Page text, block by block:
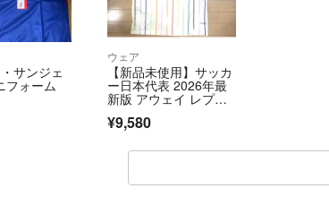
サンジェ
フォーム
ウェア
【新品未使用】サッカ
ー日本代表 2026年最
新版 アウェイ レプリ
カユニフォーム
¥9,580